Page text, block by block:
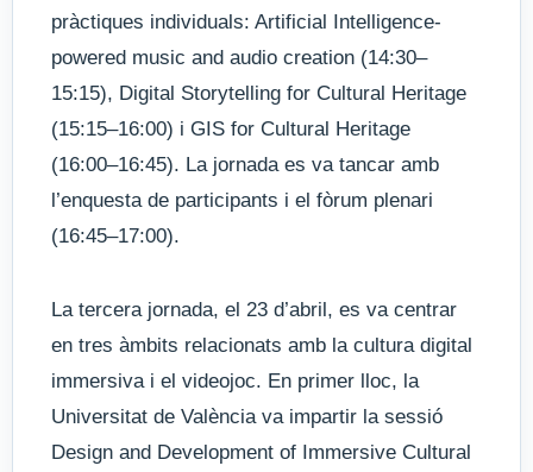
pràctiques individuals: Artificial Intelligence-
powered music and audio creation (14:30–
15:15), Digital Storytelling for Cultural Heritage
(15:15–16:00) i GIS for Cultural Heritage
(16:00–16:45). La jornada es va tancar amb
l’enquesta de participants i el fòrum plenari
(16:45–17:00).
La tercera jornada, el 23 d’abril, es va centrar
en tres àmbits relacionats amb la cultura digital
immersiva i el videojoc. En primer lloc, la
Universitat de València va impartir la sessió
Design and Development of Immersive Cultural